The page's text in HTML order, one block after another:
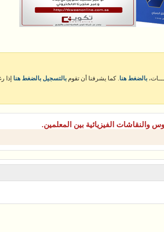
بالضغط هنا . كما يشرفنا أن تقوم بالتسجيل بالضغط هنا إذا
والنقاشات الفيزيائية بين المعلمين.